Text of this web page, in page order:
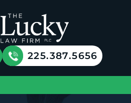
225.387.5656